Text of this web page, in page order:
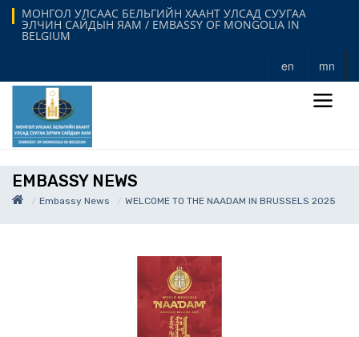
МОНГОЛ УЛСААС БЕЛЬГИЙН ХААНТ УЛСАД СУУГАА
ЭЛЧИН САЙДЫН ЯАМ / EMBASSY OF MONGOLIA IN
BELGIUM
en mn
EMBASSY NEWS
Embassy News WELCOME TO THE NAADAM IN BRUSSELS 2025